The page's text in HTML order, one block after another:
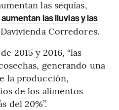
las sequías,
las lluvias y las
Corredores.
2015 y 2016, “las
generando una
la producción,
de los alimentos
del 20%”.